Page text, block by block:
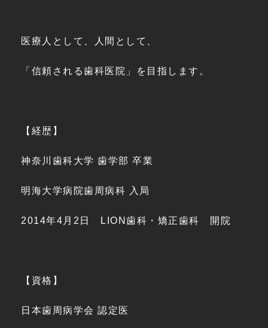
医療人として、人間として、
「信頼される歯科医院」を目指します。
【経歴】
神奈川歯科大学 歯学部 卒業
明海大学病院歯周病科 入局
2014年4月2日 LION歯科・矯正歯科 開院
【資格】
日本歯周病学会 認定医